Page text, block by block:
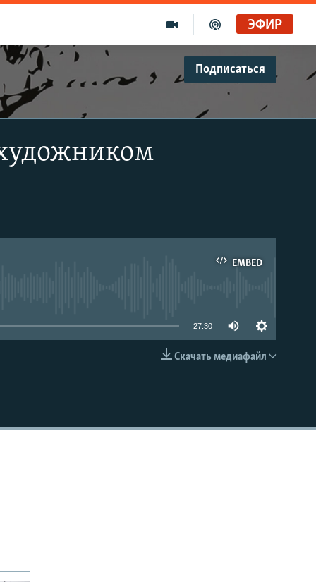
ЭФИР
Подписаться
EMBED
EMBED
27:30
Скачать медиафайл